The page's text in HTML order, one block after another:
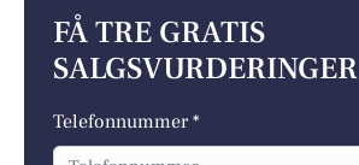
FÅ TRE GRATIS
SALGSVURDERINGER
Telefonnummer *